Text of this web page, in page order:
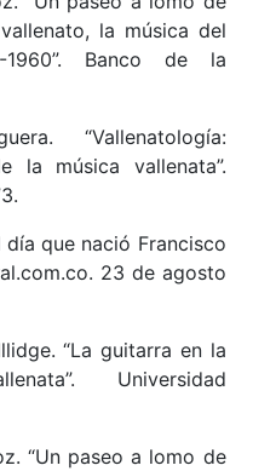
la música del
1960”. Banco de la
“Vallenatología:
la música vallenata”.
día que nació Francisco
23 de agosto
“La guitarra en la
Universidad
“Un paseo a lomo de